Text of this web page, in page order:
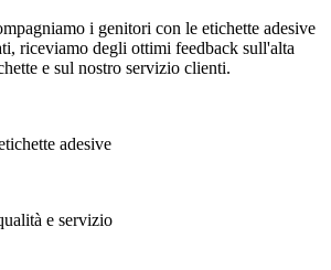
i genitori con le etichette adesive
riceviamo degli ottimi feedback sull'alta
e sul nostro servizio clienti.
adesive
e servizio